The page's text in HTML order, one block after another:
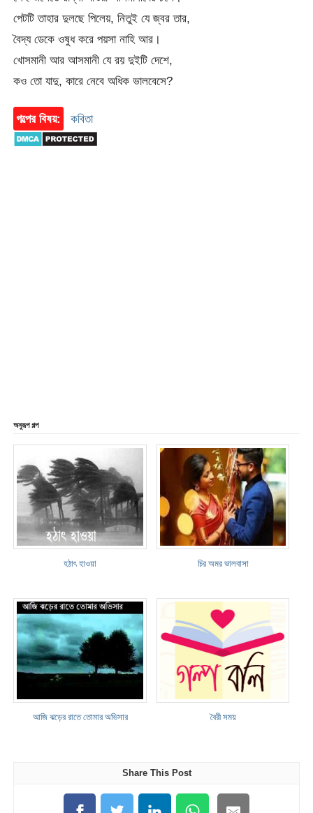
পেটটি তাহার দুলছে পিলেয়, নিতুই যে জ্বর তার,
বৈদ্য ডেকে ওষুধ করে পয়সা নাহি আর।
খোসমানী আর আসমানী যে রয় দুইটি দেশে,
কও তো যাদু, কারে নেবে অধিক ভালবেসে?
গল্পের বিষয়: কবিতা
অনুরূপ গল্প
হঠাৎ হাওয়া চির অমর ভালবাসা
আজি ঝড়ের রাতে তোমার অভিসার বৈরী সময়
Share This Post